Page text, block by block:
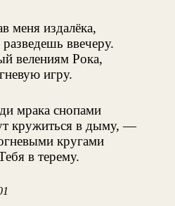
меня издалёка,
ввечеру.
велениям Рока,
игру.
мрака снопами
кружиться в дыму, —
кругами
в терему.